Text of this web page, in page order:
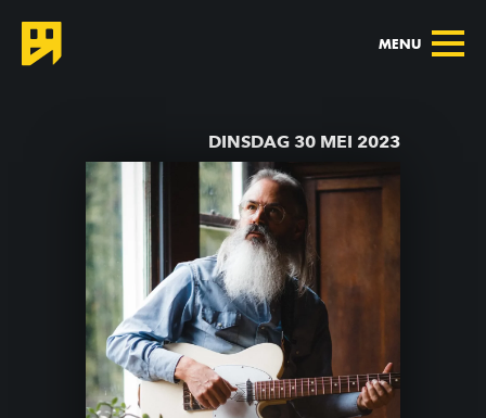
MENU
DINSDAG 30 MEI 2023